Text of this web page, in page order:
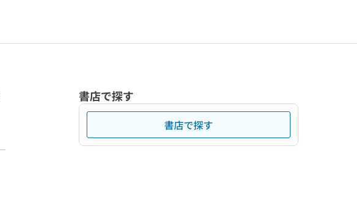
書店で探す
書店で探す